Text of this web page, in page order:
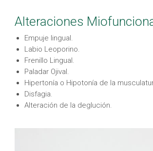
Alteraciones
Empuje lingual.
Labio Leoporino.
Frenillo Lingual.
Paladar Ojival.
Hipertonía o Hipotonía de la
Disfagia.
Alteración de la deglución.